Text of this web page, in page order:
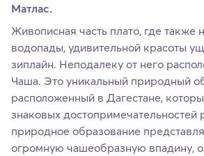
Матлас.
Живописная часть плато, где также
водопады, удивительной красоты
зиплайн. Неподалеку от него
Чаша. Это уникальный природный
расположенный в Дагестане,
знаковых достопримечательностей
природное образование
огромную чашеобразную впадину,